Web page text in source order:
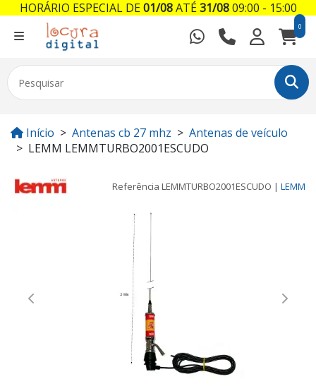
0
Início Antenas cb 27 mhz
Antenas de veículo
LEMM LEMMTURBO2001ESCUDO
Referência LEMMTURBO2001ESCUDO | LEMM
Previous Next
HORÁRIO ESPECIAL DE01/08ATÉ31/0809:00 - 15:00